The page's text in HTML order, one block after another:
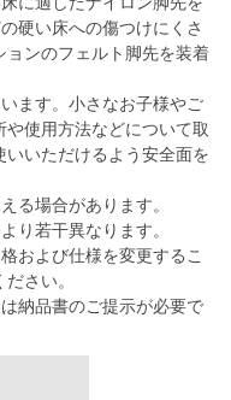
硬い床への傷つけにくさ
ンのフェルト脚先を装着
ます。小さなお子様やご
使用方法などについて取
いただけるよう安全面を
る場合があります。
り若干異なります。
および仕様を変更するこ
さい。
納品書のご提示が必要で